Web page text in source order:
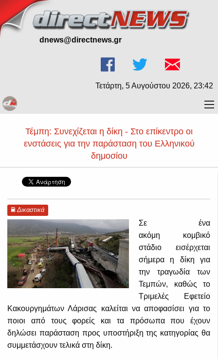
dnews@directnews.gr
Τετάρτη, 5 Αυγούστου 2026, 23:42
Τέμπη: Συνεχίζεται η δίκη - Στο επίκεντρο οι
ενστάσεις για την παράσταση του Ελληνικού
δημοσίου
Δικαστικά
Σε ένα
ακόμη κομβικό
στάδιο εισέρχεται
σήμερα η δίκη για
την τραγωδία των
Τεμπών, καθώς το
Τριμελές Εφετείο
Κακουργημάτων Λάρισας καλείται να αποφασίσει για το
ποιοι από τους φορείς και τα πρόσωπα που έχουν
δηλώσει παράσταση προς υποστήριξη της κατηγορίας θα
συμμετάσχουν τελικά στη δίκη.